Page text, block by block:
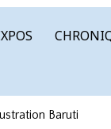
Baruti